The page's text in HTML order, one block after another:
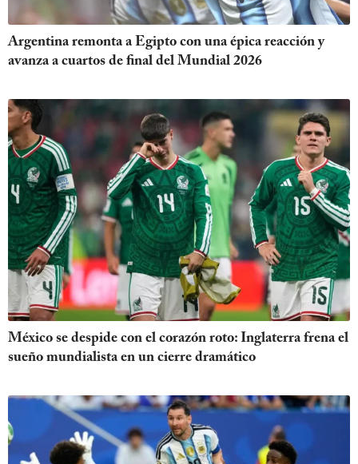
Argentina remonta a Egipto con una épica reacción y
avanza a cuartos de final del Mundial 2026
México se despide con el corazón roto: Inglaterra frena el
sueño mundialista en un cierre dramático